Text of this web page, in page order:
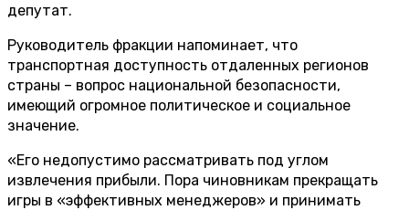
депутат.
Руководитель фракции напоминает, что
транспортная доступность отдаленных регионов
страны – вопрос национальной безопасности,
имеющий огромное политическое и социальное
значение.
«Его недопустимо рассматривать под углом
извлечения прибыли. Пора чиновникам прекращать
игры в «эффективных менеджеров» и принимать